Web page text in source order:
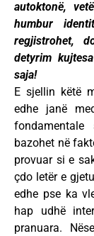
autoktonë,
humbur
regjistrohet,
detyrim
saja!
E sjellin këtë
edhe janë
bazohet në
provuar si e
çdo letër e
edhe pse ka
hap udhë
pranuara.